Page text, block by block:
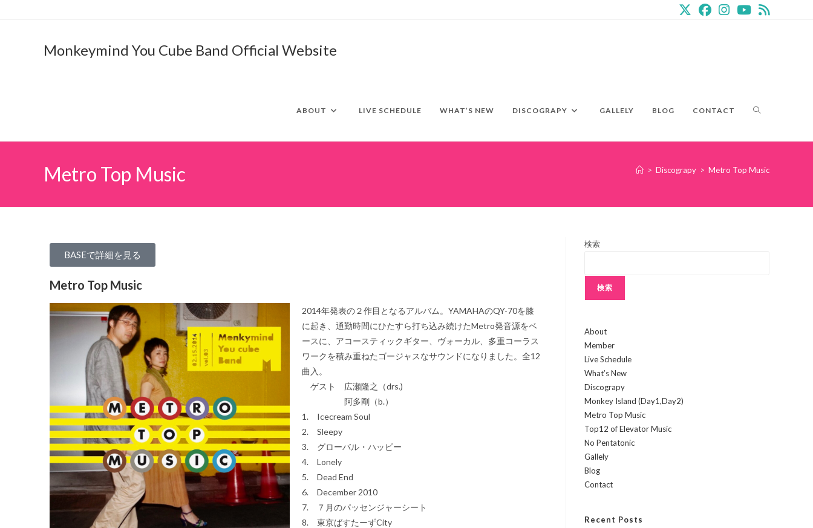
Monkeymind You Cube Band Official Website
ABOUT LIVE SCHEDULE WHAT’S NEW DISCOGRAPY GALLELY BLOG CONTACT
Metro Top Music > Discograpy > Metro Top Music
BASEで詳細を見る
Metro Top Music
2014年発表の２作目となるアルバム。YAMAHAのQY-70を膝
に起き、通勤時間にひたすら打ち込み続けたMetro発音源をベ
ースに、アコースティックギター、ヴォーカル、多重コーラス
ワークを積み重ねたゴージャスなサウンドになりました。全12
曲入。
ゲスト 広瀬隆之（drs.)
阿多剛（b.）
1. Icecream Soul
2. Sleepy
3. グローバル・ハッピー
4. Lonely
5. Dead End
6. December 2010
7. ７月のパッセンジャーシート
8. 東京ばすたーずCity
検索
検索
About
Member
Live Schedule
What’s New
Discograpy
Monkey Island (Day1,Day2)
Metro Top Music
Top12 of Elevator Music
No Pentatonic
Gallely
Blog
Contact
Recent Posts